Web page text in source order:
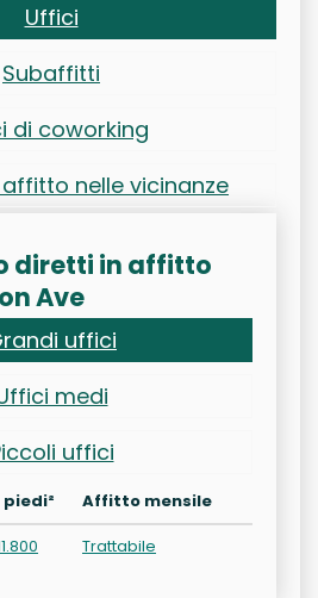
Uffici
Subaffitti
di coworking
nelle vicinanze
diretti in affitto
Ave
uffici
medi
uffici
piedi²
Affitto mensile
Trattabile